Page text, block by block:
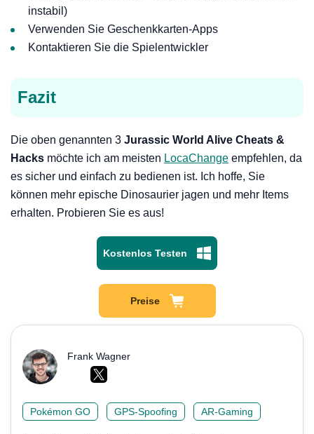
instabil)
Verwenden Sie Geschenkkarten-Apps
Kontaktieren Sie die Spielentwickler
Fazit
Die oben genannten 3 Jurassic World Alive Cheats &
Hacks möchte ich am meisten LocaChange empfehlen, da
es sicher und einfach zu bedienen ist. Ich hoffe, Sie
können mehr epische Dinosaurier jagen und mehr Items
erhalten. Probieren Sie es aus!
Kostenlos Testen
Preise
Frank Wagner
Pokémon GO GPS-Spoofing AR-Gaming